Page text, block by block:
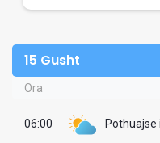
15 Gusht
Ora
06:00